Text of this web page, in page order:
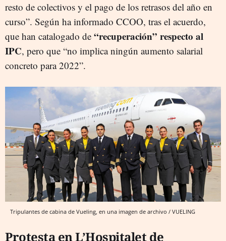
resto de colectivos y el pago de los retrasos del año en
curso”. Según ha informado CCOO, tras el acuerdo,
que han catalogado de “recuperación” respecto al
IPC, pero que “no implica ningún aumento salarial
concreto para 2022”.
Tripulantes de cabina de Vueling, en una imagen de archivo / VUELING
Protesta en L’Hospitalet de